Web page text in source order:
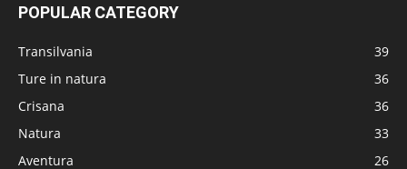
POPULAR CATEGORY
Transilvania
39
Ture in natura
36
Crisana
36
Natura
33
Aventura
26